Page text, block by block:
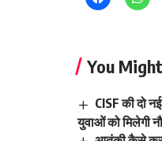
You
CISF की दो
युवाओं को मिलेगी